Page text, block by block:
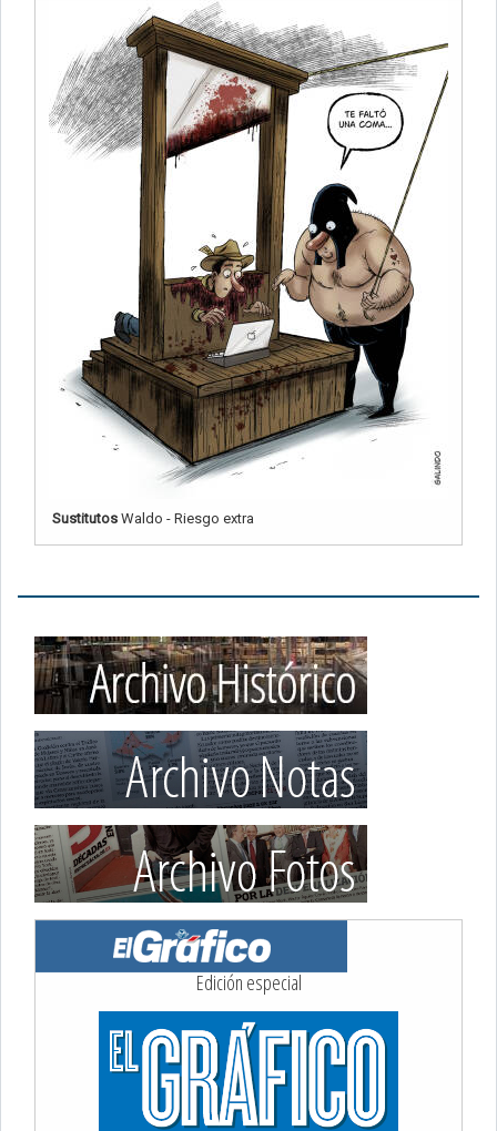
Sustitutos Waldo - Riesgo extra
Edición especial